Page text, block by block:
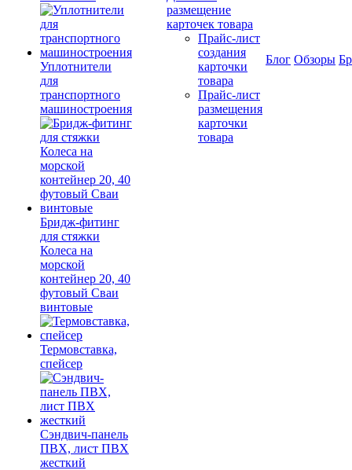
Уплотнители
для
транспортного
машиностроения
Бридж-фитинг
для стяжки
Колеса на
морской
контейнер 20, 40
футовый Сваи
винтовые
Термовставка,
спейсер
Сэндвич-панель
ПВХ, лист ПВХ
жесткий
размещение
карточек товара
Прайс-лист
создания
карточки
товара
Прайс-лист
размещения
карточки
товара
Блог Обзоры